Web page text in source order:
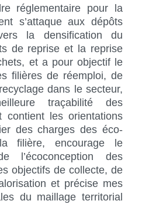
réglementaire pour la
s’attaque aux dépôts
la densification du
de reprise et la reprise
et a pour objectif le
filières de réemploi, de
dans le secteur,
traçabilité des
contient les orientations
des charges des éco-
filière, encourage le
l’écoconception des
objectifs de collecte, de
et précise mes
du maillage territorial